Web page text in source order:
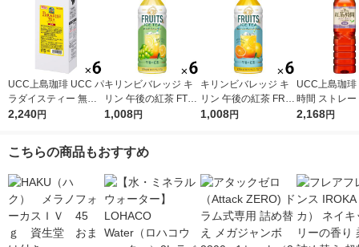
UCC上島珈琲 UCC パ
ラダイスティー 無糖
1000ml 1箱（6本入）
2,240円
キリンビバレッジ キ
リン 午後の紅茶 FTUI
TS ＆ ICE TEA （フ
ン 500ml 1セット（6
1,008円
キリンビバレッジ キ
リン 午後の紅茶 FRUI
TS ＆ ICE TEA （フ
1,008円
UCC上島珈琲
時間 ストレー
ー 無糖
2,168円
こちらの商品もおすすめ